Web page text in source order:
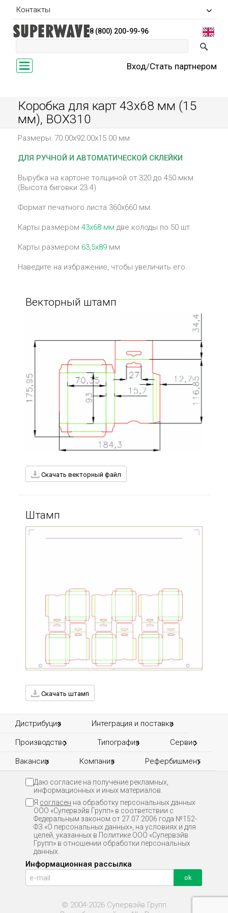
Контакты
8 (800) 200-99-96
Toggle
navigation
Вход/Стать партнером
Коробка для карт 43х68 мм (15
мм), BOX310
Размеры: 70.00x92.00x15.00 мм
ДЛЯ РУЧНОЙ И АВТОМАТИЧЕСКОЙ СКЛЕЙКИ
Вырубка на картоне толщиной от 320 до 450 мкм.
(Высота биговки 23.4)
Формат печатного листа 360х660 мм.
Карты размером 43х68 мм две колоды по 50 шт.
Карты размером 63,5х89 мм
Наведите на избражение, чтобы увеличить его.
Векторный штамп
Скачать векторный файл
Штамп
Скачать штамп
Дистрибуция Интеграция и поставки
Производство Типография Сервис
Вакансии Компания Рефербишмент
Даю согласие на получение рекламных,
информационных и иных материалов.
Я согласен на обработку персональных данных
ООО «Супервэйв Групп» в соответствии с
Федеральным законом от 27.07.2006 года №152-
ФЗ «О персональных данных», на условиях и для
целей, указанных в Политике ООО «Супервэйв
Групп» в отношении обработки персональных
данных.
Информационная рассылка
© 2004-2026 Супервэйв Групп